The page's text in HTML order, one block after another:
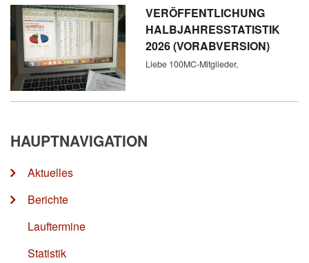
VERÖFFENTLICHUNG
HALBJAHRESSTATISTIK
2026 (VORABVERSION)
Liebe 100MC-Mitglieder,
HAUPTNAVIGATION
Aktuelles
Berichte
Lauftermine
Statistik